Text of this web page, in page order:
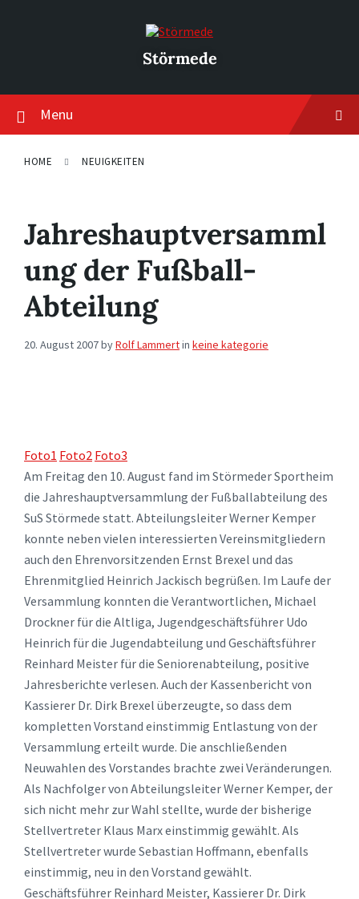
Störmede
Menu
HOME NEUIGKEITEN
Jahreshauptversamml
ung der Fußball-
Abteilung
20. August 2007byRolf Lammertin keine kategorie
Foto1 Foto2 Foto3
Am Freitag den 10. August fand im Störmeder Sportheim
die Jahreshauptversammlung der Fußballabteilung des
SuS Störmede statt. Abteilungsleiter Werner Kemper
konnte neben vielen interessierten Vereinsmitgliedern
auch den Ehrenvorsitzenden Ernst Brexel und das
Ehrenmitglied Heinrich Jackisch begrüßen. Im Laufe der
Versammlung konnten die Verantwortlichen, Michael
Drockner für die Altliga, Jugendgeschäftsführer Udo
Heinrich für die Jugendabteilung und Geschäftsführer
Reinhard Meister für die Seniorenabteilung, positive
Jahresberichte verlesen. Auch der Kassenbericht von
Kassierer Dr. Dirk Brexel überzeugte, so dass dem
kompletten Vorstand einstimmig Entlastung von der
Versammlung erteilt wurde. Die anschließenden
Neuwahlen des Vorstandes brachte zwei Veränderungen.
Als Nachfolger von Abteilungsleiter Werner Kemper, der
sich nicht mehr zur Wahl stellte, wurde der bisherige
Stellvertreter Klaus Marx einstimmig gewählt. Als
Stellvertreter wurde Sebastian Hoffmann, ebenfalls
einstimmig, neu in den Vorstand gewählt.
Geschäftsführer Reinhard Meister, Kassierer Dr. Dirk